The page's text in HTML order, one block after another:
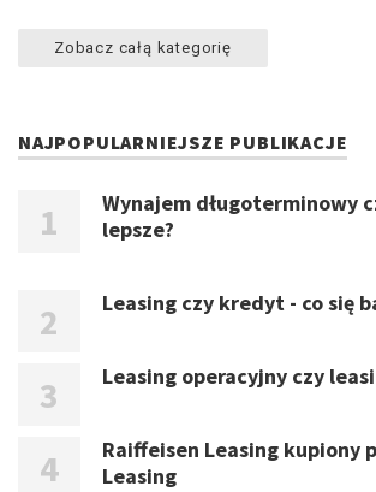
Zobacz całą kategorię
NAJPOPULARNIEJSZE PUBLIKACJE
Wynajem długoterminowy
lepsze?
Leasing czy kredyt - co się
Leasing operacyjny czy
Raiffeisen Leasing kupiony
Leasing